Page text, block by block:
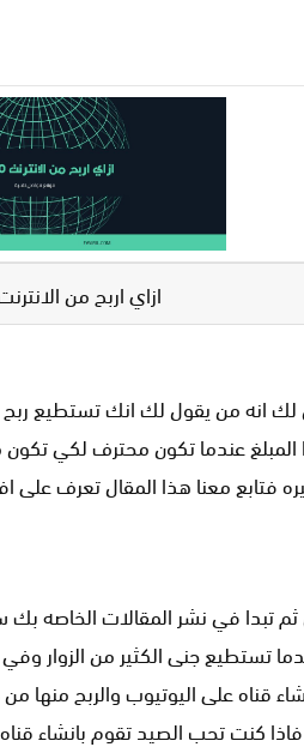
ازاي اربح من الانترنت 700
كذبح هذا المبلغ عندما تكون محترف
فتابع معنا هذا المقال تعرف
في نشر المقالات الخاصه بك
تستطيع جنى الكثير من
قناه على اليوتيوب والربح منها
كنت تحب الصيد تقوم بانشاء